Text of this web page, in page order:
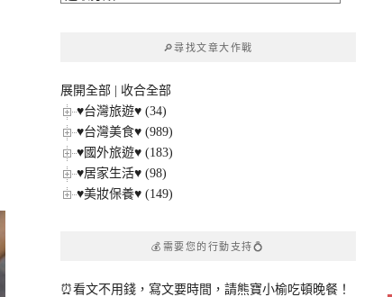
🔎尋找文章大作戰
展開全部
收合全部
♥台灣旅遊♥ (34)
♥台灣美食♥ (989)
♥國外旅遊♥ (183)
♥居家生活♥ (98)
♥美妝保養♥ (149)
💰需要您的行動支持💍
⏰看文不用錢，寫文要時間，請熊寶小榆吃頓晚餐！